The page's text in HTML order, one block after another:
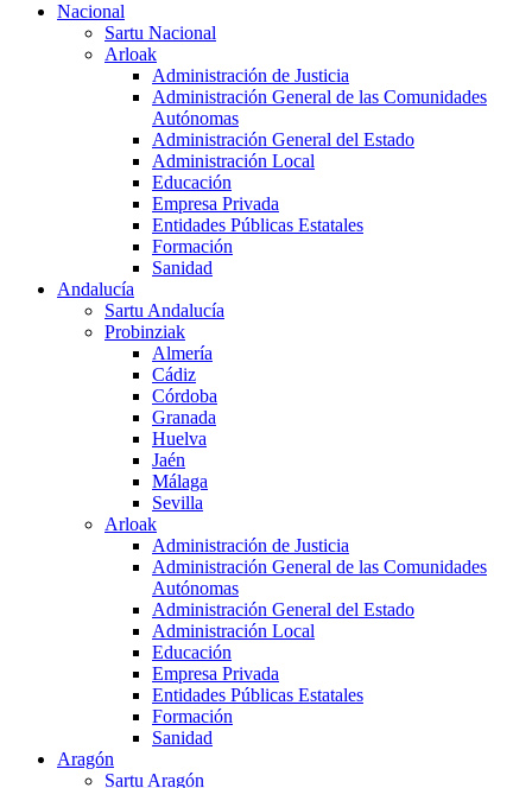
Nacional
Sartu Nacional
Arloak
Administración de Justicia
Administración General de las Comunidades
Autónomas
Administración General del Estado
Administración Local
Educación
Empresa Privada
Entidades Públicas Estatales
Formación
Sanidad
Andalucía
Sartu Andalucía
Probinziak
Almería
Cádiz
Córdoba
Granada
Huelva
Jaén
Málaga
Sevilla
Arloak
Administración de Justicia
Administración General de las Comunidades
Autónomas
Administración General del Estado
Administración Local
Educación
Empresa Privada
Entidades Públicas Estatales
Formación
Sanidad
Aragón
Sartu Aragón